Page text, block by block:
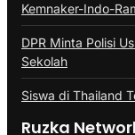
Kemnaker-Indo-
DPR Minta Polisi
Sekolah
Siswa di Thailand
Ruzka